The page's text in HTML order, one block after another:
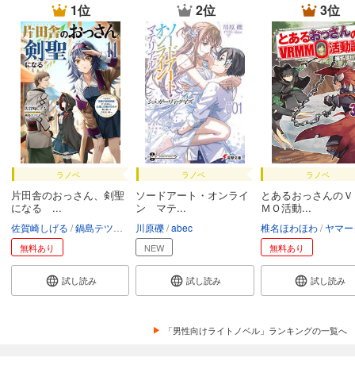
1位
ラノベ
片田舎のおっさん、剣聖
になる ...
佐賀崎しげる 鍋島テツヒロ
無料あり
試し読み
2位
ラノベ
ソードアート・オンライ
ン マテ...
川原礫 abec
NEW
試し読み
3位
ラノベ
とあるおっさんの
ＭＯ活動...
椎名ほわほわ ヤマ
無料あり
試し読み
「男性向けライトノベル」ランキングの一覧へ